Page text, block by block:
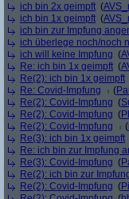
ich bin 2x geimpft (
ich bin 1x geimpft (
ich bin zur Impfung
ich überlege noch/noch
ich will keine Impfung (
Re: ich bin 1x geimpft (
Re(2): ich bin 1x geimpft
Re: Covid-Impfung
(
Re(2): Covid-Impfung (
Re(2): Covid-Impfung (
Re(2): Covid-Impfung
(
Re(3): ich bin 1x geimpft
Re: ich bin zur Impfung
Re(3): Covid-Impfung (
Re(2): ich bin zur
Re(2): Covid-Impfung (